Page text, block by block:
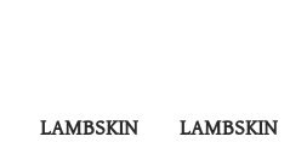
LAMBSKIN
LAMBSKIN